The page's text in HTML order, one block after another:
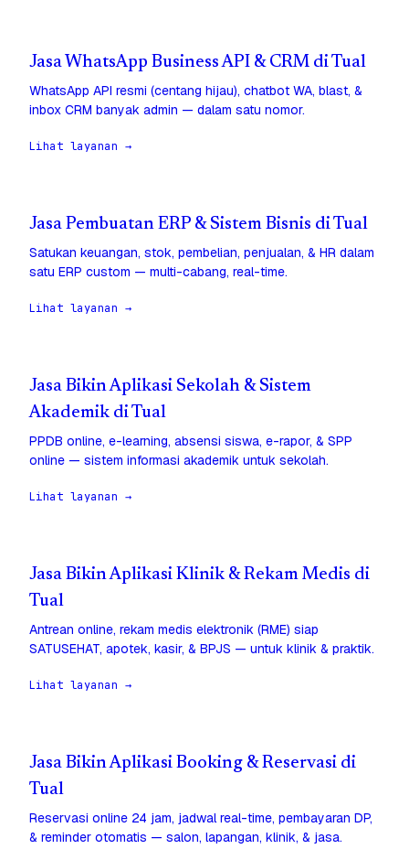
Jasa WhatsApp Business API & CRM di Tual
WhatsApp API resmi (centang hijau), chatbot WA, blast, &
inbox CRM banyak admin — dalam satu nomor.
Lihat layanan →
Jasa Pembuatan ERP & Sistem Bisnis di Tual
Satukan keuangan, stok, pembelian, penjualan, & HR dalam
satu ERP custom — multi-cabang, real-time.
Lihat layanan →
Jasa Bikin Aplikasi Sekolah & Sistem
Akademik di Tual
PPDB online, e-learning, absensi siswa, e-rapor, & SPP
online — sistem informasi akademik untuk sekolah.
Lihat layanan →
Jasa Bikin Aplikasi Klinik & Rekam Medis di
Tual
Antrean online, rekam medis elektronik (RME) siap
SATUSEHAT, apotek, kasir, & BPJS — untuk klinik & praktik.
Lihat layanan →
Jasa Bikin Aplikasi Booking & Reservasi di
Tual
Reservasi online 24 jam, jadwal real-time, pembayaran DP,
& reminder otomatis — salon, lapangan, klinik, & jasa.